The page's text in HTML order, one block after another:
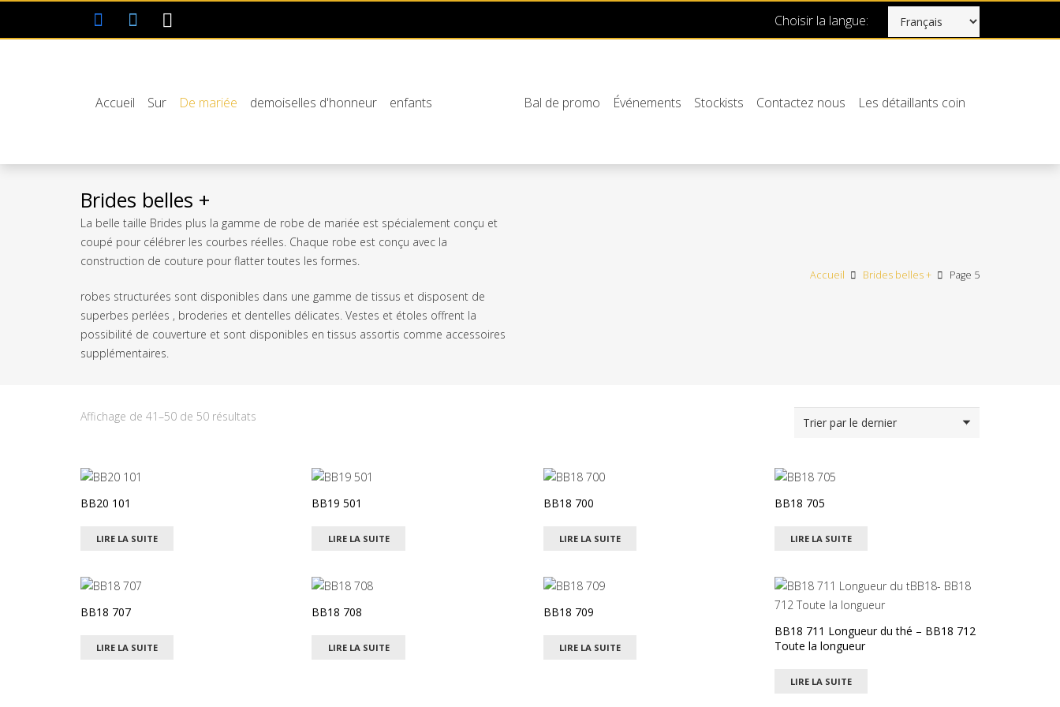
Choisir la langue:
Accueil Sur De mariée demoiselles d'honneur enfants Bal de promo Événements Stockists Contactez nous Les détaillants coin
Brides belles +
La belle taille Brides plus la gamme de robe de mariée est spécialement conçu et
coupé pour célébrer les courbes réelles. Chaque robe est conçu avec la
construction de couture pour flatter toutes les formes.
robes structurées sont disponibles dans une gamme de tissus et disposent de
superbes perlées , broderies et dentelles délicates. Vestes et étoles offrent la
possibilité de couverture et sont disponibles en tissus assortis comme accessoires
supplémentaires.
Accueil Brides belles + Page 5
Affichage de 41–50 de 50 résultats
BB20 101
LIRE LA SUITE
BB19 501
LIRE LA SUITE
BB18 700
LIRE LA SUITE
BB18 705
LIRE LA SUITE
BB18 707
LIRE LA SUITE
BB18 708
LIRE LA SUITE
BB18 709
LIRE LA SUITE
BB18 711 Longueur du thé – BB18 712
Toute la longueur
LIRE LA SUITE